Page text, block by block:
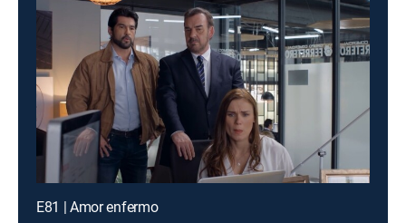
E81 | Amor enfermo